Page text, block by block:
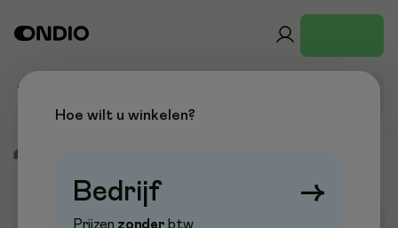
Hoe wilt u winkelen?
Bedrijf →
Prijzen zonder btw